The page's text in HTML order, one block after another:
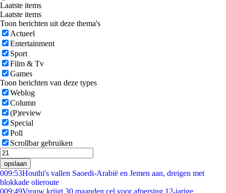
Laatste items
Laatste items
Toon berichten uit deze thema's
Actueel
Entertainment
Sport
Film & Tv
Games
Toon berichten van deze types
Weblog
Column
(P)review
Special
Poll
Scrollbar gebruiken
opslaan
009:53Houthi's vallen Saoedi-Arabië en Jemen aan, dreigen met
blokkade olieroute
009:49Vrouw krijgt 30 maanden cel voor afpersing 12-jarige